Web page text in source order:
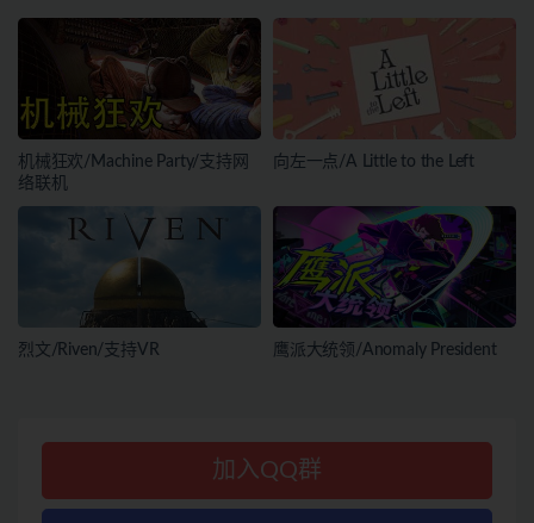
机械狂欢/Machine Party/支持网
络联机
向左一点/A Little to the Left
烈文/Riven/支持VR 鹰派大统领/Anomaly President
加入QQ群